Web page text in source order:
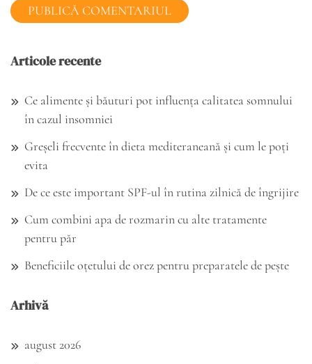
Articole recente
Ce alimente și băuturi pot influența calitatea somnului
în cazul insomniei
Greșeli frecvente în dieta mediteraneană și cum le poți
evita
De ce este important SPF-ul în rutina zilnică de îngrijire
Cum combini apa de rozmarin cu alte tratamente
pentru păr
Beneficiile oțetului de orez pentru preparatele de pește
Arhivă
august 2026